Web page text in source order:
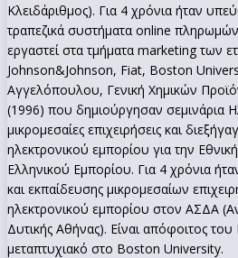
Κλειδάριθμος). Για 4 χρόνια ήταν
τραπεζικά συστήματα online
εργαστεί στα τμήματα marketing των
Johnson&Johnson, Fiat, Boston
Αγγελόπουλου, Γενική Χημικών
(1996) που δημιούργησαν σεμινάρια
μικρομεσαίες επιχειρήσεις και
ηλεκτρονικού εμπορίου για την
Ελληνικού Εμπορίου. Για 4 χρόνια
και εκπαίδευσης μικρομεσαίων
ηλεκτρονικού εμπορίου στον ΑΣΔΑ
Δυτικής Αθήνας). Είναι απόφοιτος
μεταπτυχιακό στο Boston University.